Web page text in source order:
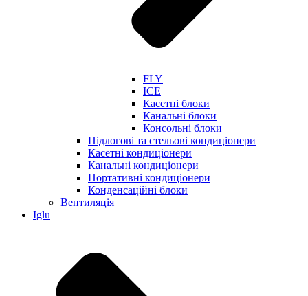
FLY
ICE
Касетні блоки
Канальні блоки
Консольні блоки
Підлогові та стельові кондиціонери
Касетні кондиціонери
Канальні кондиціонери
Портативні кондиціонери
Конденсаційні блоки
Вентиляція
Iglu